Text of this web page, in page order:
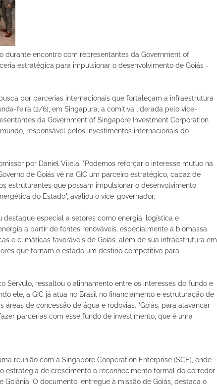
durante encontro com representantes da Government of
estratégica para impulsionar o desenvolvimento de Goiás -
por parcerias internacionais que fortaleçam a infraestrutura
feira (2/6), em Singapura, a comitiva liderada pelo vice-
da Government of Singapore Investment Corporation
responsável pelos investimentos internacionais do
por Daniel Vilela. "Podemos reforçar o interesse mútuo na
de Goiás vê na GIC um parceiro estratégico, capaz de
estruturantes que possam impulsionar o desenvolvimento
do Estado", avaliou o vice-governador.
destaque especial a setores como energia, logística e
a partir de fontes renováveis, especialmente a biomassa.
e climáticas favoráveis de Goiás, além de sua infraestrutura em
que tornam o estado um destino competitivo para
Sérvulo, ressaltou o alinhamento entre os interesses do fundo e
ele, a GIC já atua no Brasil no financiamento e estruturação de
de concessão de água e rodovias. "Goiás, para alavancar
parcerias com esse fundo de investimento, que é uma
reunião com a Singapore Cooperation Enterprise (SCE), onde
estratégia de crescimento o reconhecimento formal do corredor
Goiânia. O documento, entregue à missão de Goiás, destaca o